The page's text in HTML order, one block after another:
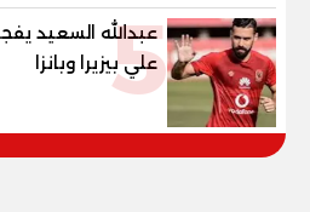
5
عبدالله السعيد
علي بيزيرا وبانزا